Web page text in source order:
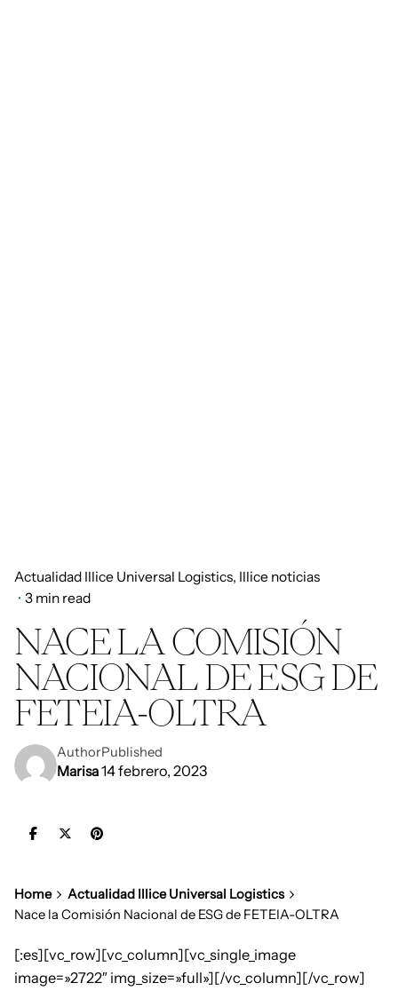
Actualidad Illice Universal Logistics Illice noticias
3 min read
NACE LA COMISIÓN
NACIONAL DE ESG DE
FETEIA-OLTRA
Author
Marisa
Published
14 febrero, 2023
Home
Actualidad Illice Universal Logistics
Nace la Comisión Nacional de ESG de FETEIA-OLTRA
[:es][vc_row][vc_column][vc_single_image
image=»2722″ img_size=»full»][/vc_column][/vc_row]